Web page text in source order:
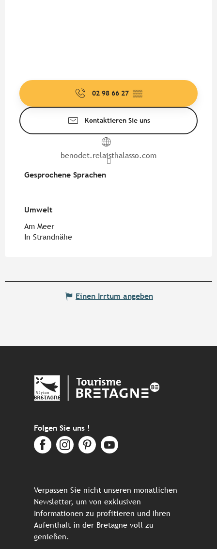
02 98 66 27 ▒▒
Kontaktieren Sie uns
benodet.relaisthalasso.com
Gesprochene Sprachen
Gesprochene Sprachen
Umwelt
Umwelt
Am Meer
In Strandnähe
Einen Irrtum angeben
Folgen Sie uns !
Verpassen Sie nicht unseren monatlichen
Newsletter, um von exklusiven
Informationen zu profitieren und Ihren
Aufenthalt in der Bretagne voll zu
genießen.